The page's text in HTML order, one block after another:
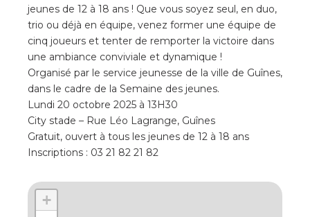
jeunes de 12 à 18 ans ! Que vous soyez seul, en duo,
trio ou déjà en équipe, venez former une équipe de
cinq joueurs et tenter de remporter la victoire dans
une ambiance conviviale et dynamique !
Organisé par le service jeunesse de la ville de Guînes,
dans le cadre de la Semaine des jeunes.
Lundi 20 octobre 2025 à 13H30
City stade – Rue Léo Lagrange, Guînes
Gratuit, ouvert à tous les jeunes de 12 à 18 ans
Inscriptions : 03 21 82 21 82
+